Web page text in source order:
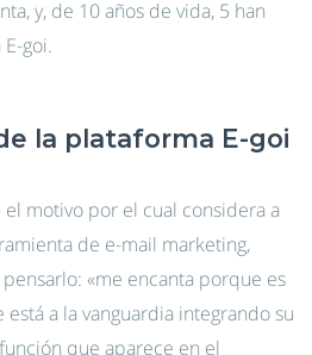
y, de 10 años de vida, 5 han
goi.
la plataforma E-goi
motivo por el cual considera a
de e-mail marketing,
«me encanta porque es
a la vanguardia integrando su
que aparece en el